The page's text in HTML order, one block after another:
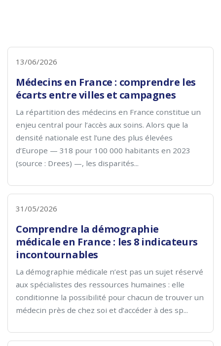
13/06/2026
Médecins en France : comprendre les
écarts entre villes et campagnes
La répartition des médecins en France constitue un
enjeu central pour l’accès aux soins. Alors que la
densité nationale est l’une des plus élevées
d’Europe — 318 pour 100 000 habitants en 2023
(source : Drees) —, les disparités...
31/05/2026
Comprendre la démographie
médicale en France : les 8 indicateurs
incontournables
La démographie médicale n’est pas un sujet réservé
aux spécialistes des ressources humaines : elle
conditionne la possibilité pour chacun de trouver un
médecin près de chez soi et d’accéder à des sp...